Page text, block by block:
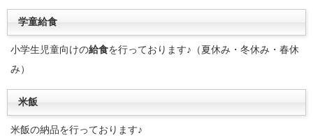
学童給食
小学生児童向けの給食を行っております♪（夏休み・冬休み・春休
み）
米飯
米飯の納品を行っております♪